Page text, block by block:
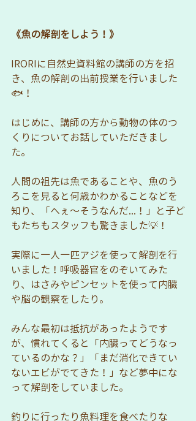
《魚の解剖をしよう！》
IRORIに自然史資料館の講師の方を招
き、魚の解剖の出前授業を行いました
🐟！
はじめに、講師の方から動物の体のつ
くりについてお話していただきまし
た。
人間の祖先は魚であることや、魚のう
ろこを見ると何歳かわかることなどを
知り、「へぇ〜そうなんだ...！」と子ど
もたちもスタッフも驚きました💡！
実際に一人一匹アジを使って解剖を行
いました！呼吸器官をのぞいてみた
り、はさみやピンセットを使って内臓
や脳の観察をしたり。
みんな最初は抵抗があったようです
が、慣れてくると「内臓ってどうなっ
ているのかな？」「まだ消化できてい
ないエビがでてきた！」など夢中にな
って解剖をしていました。
釣りに行ったり魚料理を食べたりな